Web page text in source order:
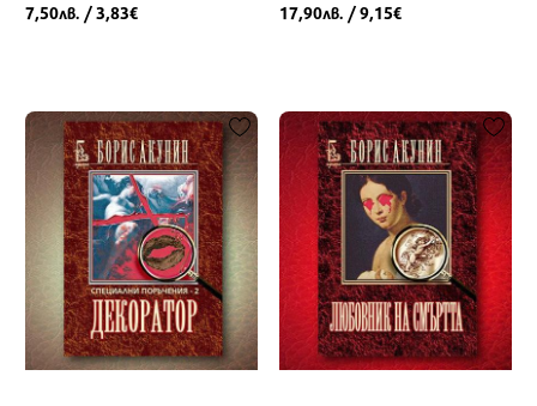
7,50лв. / 3,83€ 17,90лв. / 9,15€